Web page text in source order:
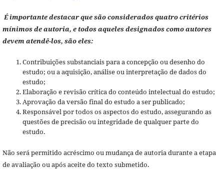
É importante destacar que são considerados quatro critérios
mínimos de autoria, e todos aqueles designados como autores
devem atendê-los, são eles:
Contribuições substanciais para a concepção ou desenho do
estudo; ou a aquisição, análise ou interpretação de dados do
estudo;
Elaboração e revisão crítica do conteúdo intelectual do estudo;
Aprovação da versão final do estudo a ser publicado;
Responsável por todos os aspectos do estudo, assegurando as
questões de precisão ou integridade de qualquer parte do
estudo.
Não será permitido acréscimo ou mudança de autoria durante a etapa
de avaliação ou após aceite do texto submetido.